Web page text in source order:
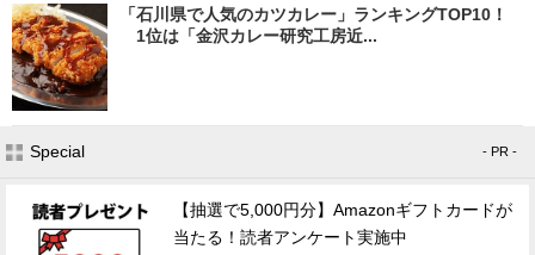
「石川県で人気のカツカレー」ランキングTOP10！
1位は「金沢カレー研究工房近...
Special - PR -
【抽選で5,000円分】Amazonギフトカードが
当たる！読者アンケート実施中